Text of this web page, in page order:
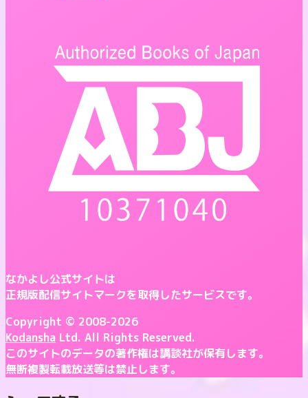
なかよし公式サイトは
正規版配信サイトマークを取得したサービスです。
Copyright © 2008-2026
Kodansha Ltd. All Rights Reserved.
このサイトのデータの著作権は講談社が保有します。
無断複製転載放送等は禁止します。